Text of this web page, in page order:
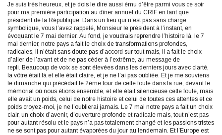
Je suis très heureux, et je dois le dire aussi ému d’être parmi vous ce soir
pour ma première participation au dîner annuel du CRIF en tant que
président de la République. Dans un lieu qui n’est pas sans charge
symbolique, vous l’avez rappelé, Monsieur le président à l’instant, en
évoquant le 7 mai dernier. Au fond, je voudrais reprendre l’histoire là, le 7
mai dernier, notre pays a fait le choix de transformations profondes,
radicales, il n’était sans doute pas d’accord sur tout mais, il a fait le choix
d’aller de l’avant et de ne pas céder à l’extrême, au message de
repli. Beaucoup de voix se sont élevées dans les derniers jours avec clarté,
la vôtre était là et elle était claire, et je ne l’ai pas oubliée. Et je me souviens
le dimanche qui précédait le 2ème tour de cette foule dans la rue, devant le
mémorial où nous étions ensemble, et elle était silencieuse cette foule, mais
elle avait un poids, celui de notre histoire et celui de toutes ces attentes et ce
poids croyez-moi, je ne l’oublierai jamais. Le 7 mai notre pays a fait un choix
clair, un choix d’avenir, d’ouverture profonde et radicale mais, tout n’est pas
pour autant résolu et le pays n’a pas totalement changé et les passions tristes
ne se sont pas pour autant évaporées du jour au lendemain. Et l’Europe est